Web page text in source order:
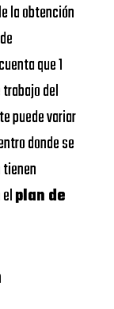
la obtención
que 1
del
puede variar
donde se
plan de